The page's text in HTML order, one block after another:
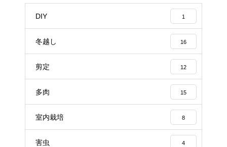
DIY 1
冬越し 16
剪定 12
多肉 15
室内栽培 8
害虫 4